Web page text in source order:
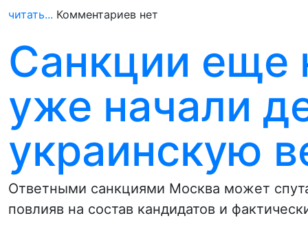
читать... Комментариев нет
Санкции еще
уже начали
украинскую
Ответными санкциями Москва может
повлияв на состав кандидатов и